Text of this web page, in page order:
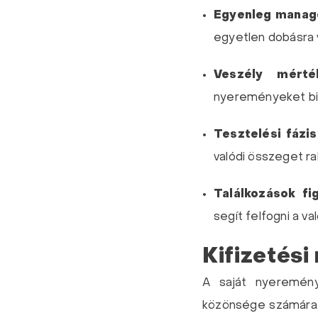
Egyenleg
egyetlen dobásra
Veszély
nyereményeket
Tesztelési
valódi összeget
Találkozások
segít felfogni a
Kifizetési
A saját
közönsége